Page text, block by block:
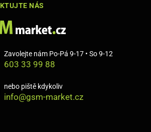
NÁS
Zavolejte nám Po-Pá 9-17 • So 9-12
603 33 99 88
nebo piště kdykoliv
info@gsm-market.cz